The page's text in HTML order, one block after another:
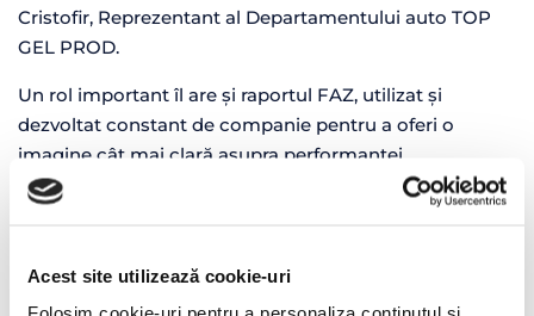
Acest site utilizează cookie-uri
Cristofir, Reprezentant al Departamentului auto TOP
GEL PROD.
Un rol important îl are și raportul FAZ, utilizat și
dezvoltat constant de companie pentru a oferi o
imagine cât mai clară asupra performanței
operaționale. Acesta permite analiza raportului
procentual dintre consumul de carburant și vânzările
managementului informațiile necesare pentru luarea
unor decizii fundamentate și pentru identificarea